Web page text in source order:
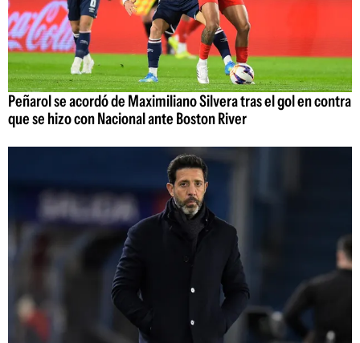
Peñarol se acordó de Maximiliano Silvera tras el gol en contra
que se hizo con Nacional ante Boston River